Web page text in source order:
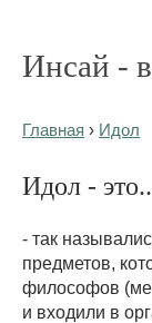
Инсай -
Главная › Идол
Идол -
- так
предметов,
философов
и входили в